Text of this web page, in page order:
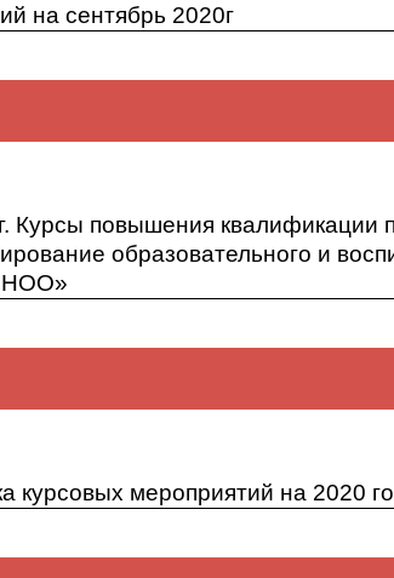
на сентябрь 2020г
повышения квалификации
образовательного и
НОО»
образовательного и
курсовых мероприятий на 2020